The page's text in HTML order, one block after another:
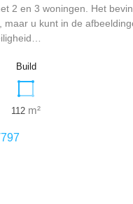
2 en 3 woningen. Het
maar u kunt in de
Build
112 m²